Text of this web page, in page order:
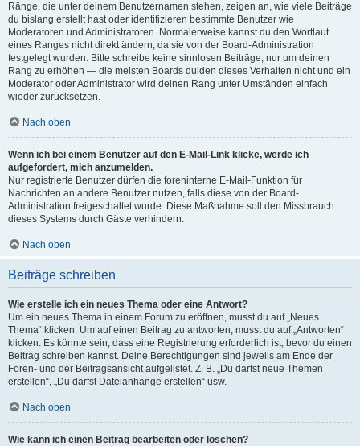
Ränge, die unter deinem Benutzernamen stehen, zeigen an, wie viele Beiträge
du bislang erstellt hast oder identifizieren bestimmte Benutzer wie
Moderatoren und Administratoren. Normalerweise kannst du den Wortlaut
eines Ranges nicht direkt ändern, da sie von der Board-Administration
festgelegt wurden. Bitte schreibe keine sinnlosen Beiträge, nur um deinen
Rang zu erhöhen — die meisten Boards dulden dieses Verhalten nicht und ein
Moderator oder Administrator wird deinen Rang unter Umständen einfach
wieder zurücksetzen.
Nach oben
Wenn ich bei einem Benutzer auf den E-Mail-Link klicke, werde ich
aufgefordert, mich anzumelden.
Nur registrierte Benutzer dürfen die foreninterne E-Mail-Funktion für
Nachrichten an andere Benutzer nutzen, falls diese von der Board-
Administration freigeschaltet wurde. Diese Maßnahme soll den Missbrauch
dieses Systems durch Gäste verhindern.
Nach oben
Beiträge schreiben
Wie erstelle ich ein neues Thema oder eine Antwort?
Um ein neues Thema in einem Forum zu eröffnen, musst du auf „Neues
Thema“ klicken. Um auf einen Beitrag zu antworten, musst du auf „Antworten“
klicken. Es könnte sein, dass eine Registrierung erforderlich ist, bevor du einen
Beitrag schreiben kannst. Deine Berechtigungen sind jeweils am Ende der
Foren- und der Beitragsansicht aufgelistet. Z. B. „Du darfst neue Themen
erstellen“, „Du darfst Dateianhänge erstellen“ usw.
Nach oben
Wie kann ich einen Beitrag bearbeiten oder löschen?